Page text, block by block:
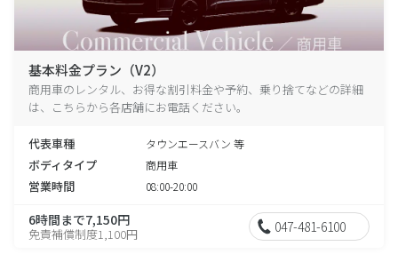
基本料金プラン（V2）
商用車のレンタル、お得な割引料金や予約、乗り捨てなどの詳細
は、こちらから各店舗にお電話ください。
代表車種 タウンエースバン 等
ボディタイプ 商用車
営業時間 08:00-20:00
6時間まで7,150円
免責補償制度1,100円 047-481-6100